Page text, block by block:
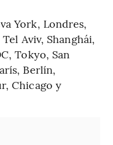
York, Londres,
Aviv, Shanghái,
Tokyo, San
Berlín,
Chicago y